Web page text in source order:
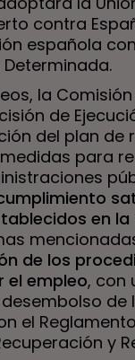
contra
española
la
de
del plan de
para
en la
de los
el empleo, con
el
y